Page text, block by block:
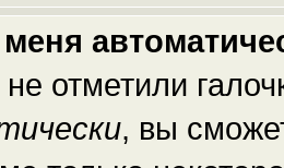
отметили
, вы